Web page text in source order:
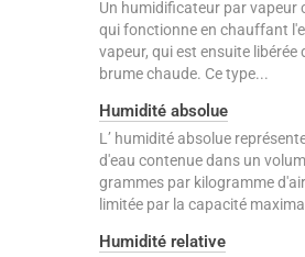
Un humidificateur par vapeur
qui fonctionne en chauffant
vapeur, qui est ensuite
brume chaude. Ce type...
Humidité absolue
L’ humidité absolue
d'eau contenue dans un
grammes par kilogramme
limitée par la capacité
Humidité relative